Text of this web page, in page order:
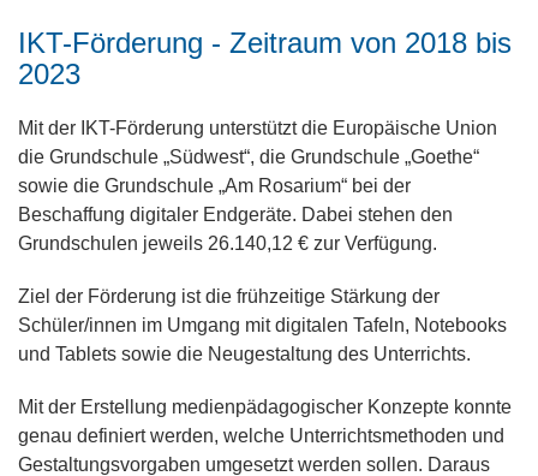
IKT-Förderung - Zeitraum von 2018 bis
2023
Mit der IKT-Förderung unterstützt die Europäische Union
die Grundschule „Südwest“, die Grundschule „Goethe“
sowie die Grundschule „Am Rosarium“ bei der
Beschaffung digitaler Endgeräte. Dabei stehen den
Grundschulen jeweils 26.140,12 € zur Verfügung.
Ziel der Förderung ist die frühzeitige Stärkung der
Schüler/innen im Umgang mit digitalen Tafeln, Notebooks
und Tablets sowie die Neugestaltung des Unterrichts.
Mit der Erstellung medienpädagogischer Konzepte konnte
genau definiert werden, welche Unterrichtsmethoden und
Gestaltungsvorgaben umgesetzt werden sollen. Daraus